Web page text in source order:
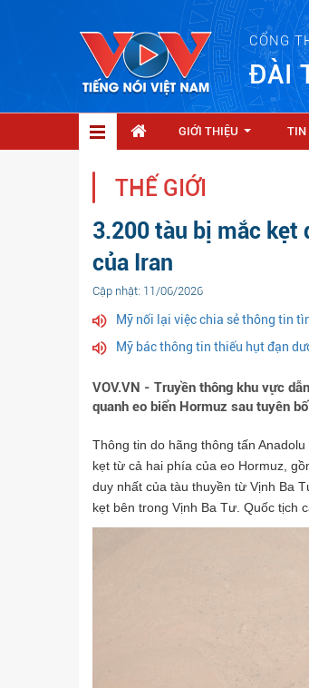
CỔNG
ĐÀI
GIỚI THIỆU TIN
THẾ GIỚI
3.200 tàu bị mắc kẹt
của Iran
Cập nhật: 11/06/2026
Mỹ nối lại việc chia sẻ thông tin
Mỹ bác thông tin thiếu hụt đạn
VOV.VN - Truyền thông khu vực
quanh eo biển Hormuz sau tuyên
Thông tin do hãng thông tấn
kẹt từ cả hai phía của eo Hormuz,
duy nhất của tàu thuyền từ Vịnh Ba
kẹt bên trong Vịnh Ba Tư. Quốc tịch